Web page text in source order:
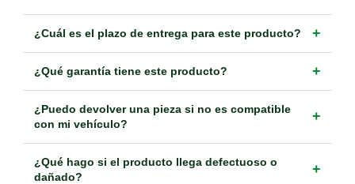
¿Cuál es el plazo de entrega para este producto? +
¿Qué garantía tiene este producto? +
¿Puedo devolver una pieza si no es compatible
con mi vehículo?
+
¿Qué hago si el producto llega defectuoso o
dañado?
+